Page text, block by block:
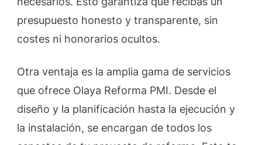
presupuesto honesto y transparente, sin
costes ni honorarios ocultos.
Otra ventaja es la amplia gama de servicios
que ofrece Olaya Reforma PMI. Desde el
diseño y la planificación hasta la ejecución y
la instalación, se encargan de todos los